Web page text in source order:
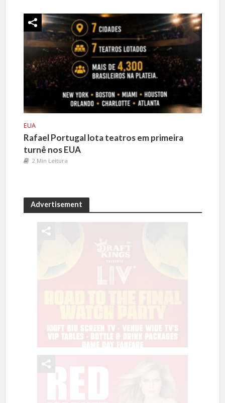
EUA
Rafael Portugal lota teatros em primeira
turnê nos EUA
2 Min Leitura
Advertisement